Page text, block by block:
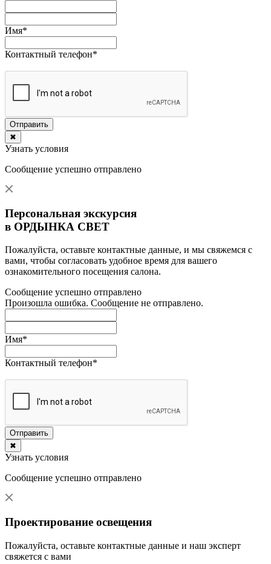
Имя*
Контактный телефон*
Отправить
✖
Узнать условия
Сообщение успешно отправлено
Персональная экскурсия
в ОРДЫНКА СВЕТ
Пожалуйста, оставьте контактные данные, и мы свяжемся с
вами, чтобы согласовать удобное время для вашего
ознакомительного посещения салона.
Сообщение успешно отправлено
Произошла ошибка. Сообщение не отправлено.
Имя*
Контактный телефон*
Отправить
✖
Узнать условия
Сообщение успешно отправлено
Проектирование освещения
Пожалуйста, оставьте контактные данные и наш эксперт
свяжется с вами